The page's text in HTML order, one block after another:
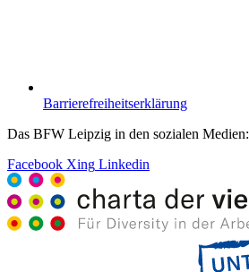
Barrierefreiheitserklärung
Das BFW Leipzig in den sozialen Medien:
Facebook Xing Linkedin